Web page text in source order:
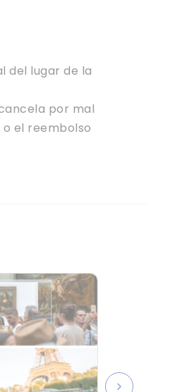
del lugar de la
por mal
el reembolso